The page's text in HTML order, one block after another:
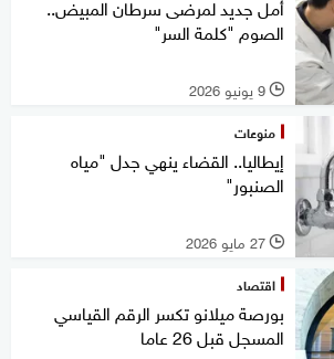
أمل جديد لمرضى سرطان المبيض..
الصوم "كلمة السر"
l 9 يونيو 2026
منوعات
إيطاليا.. القضاء ينهي جدل "مياه
الصنبور"
l 27 مايو 2026
اقتصاد
بورصة ميلانو تكسر الرقم القياسي
المسجل قبل 26 عاما